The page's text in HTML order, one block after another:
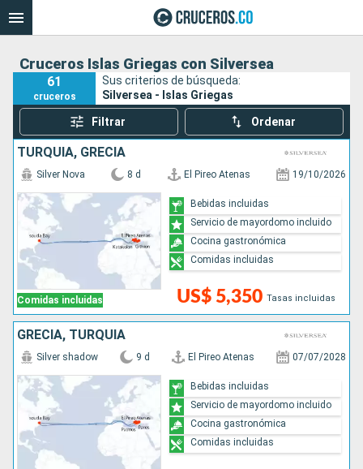
Cruceros Islas Griegas con Silversea
61
cruceros
Sus criterios de búsqueda:
Silversea - Islas Griegas
Filtrar Ordenar
TURQUÍA, GRECIA
Comidas incluidas
Silver Nova 8 d El Pireo Atenas 19/10/2026
US$ 5,350 Tasas incluidas
Bebidas incluidas
Servicio de mayordomo incluido
Cocina gastronómica
Comidas incluidas
GRECIA, TURQUÍA
Silver shadow 9 d El Pireo Atenas 07/07/2028
Bebidas incluidas
Servicio de mayordomo incluido
Cocina gastronómica
Comidas incluidas